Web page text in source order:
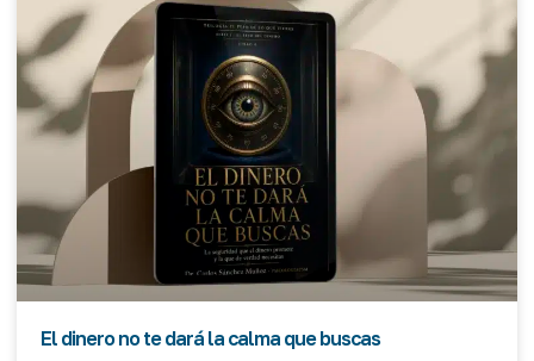
El dinero no te dará la calma que buscas